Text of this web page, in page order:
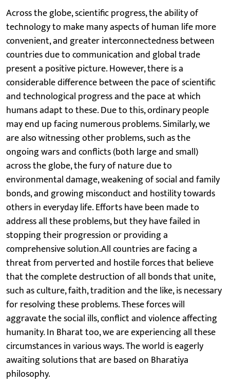
Across the globe, scientific progress, the ability of
technology to make many aspects of human life more
convenient, and greater interconnectedness between
countries due to communication and global trade
present a positive picture. However, there is a
considerable difference between the pace of scientific
and technological progress and the pace at which
humans adapt to these. Due to this, ordinary people
may end up facing numerous problems. Similarly, we
are also witnessing other problems, such as the
ongoing wars and conflicts (both large and small)
across the globe, the fury of nature due to
environmental damage, weakening of social and family
bonds, and growing misconduct and hostility towards
others in everyday life. Efforts have been made to
address all these problems, but they have failed in
stopping their progression or providing a
comprehensive solution.All countries are facing a
threat from perverted and hostile forces that believe
that the complete destruction of all bonds that unite,
such as culture, faith, tradition and the like, is necessary
for resolving these problems. These forces will
aggravate the social ills, conflict and violence affecting
humanity. In Bharat too, we are experiencing all these
circumstances in various ways. The world is eagerly
awaiting solutions that are based on Bharatiya
philosophy.